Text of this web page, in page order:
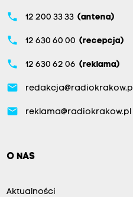
phone 12 200 33 33 (antena)
phone 12 630 60 00 (recepcja)
phone 12 630 62 06 (reklama)
email redakcja@radiokrakow.pl
email reklama@radiokrakow.pl
O NAS
Aktualności